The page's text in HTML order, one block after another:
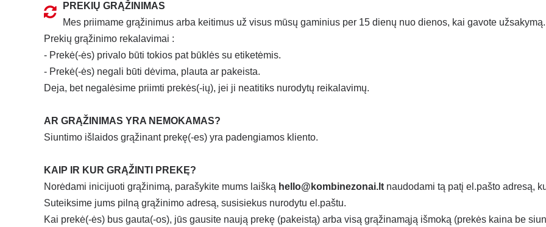
PREKIŲ GRĄŽINIMAS
Mes priimame grąžinimus arba keitimus už visus mūsų gaminius per 15 dienų nuo dienos, kai gavote užsakymą.
Prekių grąžinimo rekalavimai :
- Prekė(-ės) privalo būti tokios pat būklės su etiketėmis.
- Prekė(-ės) negali būti dėvima, plauta ar pakeista.
Deja, bet negalėsime priimti prekės(-ių), jei ji neatitiks nurodytų reikalavimų.
AR GRĄŽINIMAS YRA NEMOKAMAS?
Siuntimo išlaidos grąžinant prekę(-es) yra padengiamos kliento.
KAIP IR KUR GRĄŽINTI PREKĘ?
Norėdami inicijuoti grąžinimą, parašykite mums laišką hello@kombinezonai.lt naudodami tą patį el.pašto adresą,
Suteiksime jums pilną grąžinimo adresą, susisiekus nurodytu el.paštu.
Kai prekė(-ės) bus gauta(-os), jūs gausite naują prekę (pakeistą) arba visą grąžinamąją išmoką (prekės kaina be